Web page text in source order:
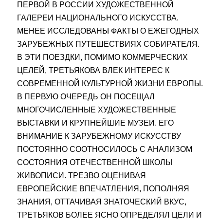
ПЕРВОЙ В РОССИИ ХУДОЖЕСТВЕННОЙ
ГАЛЕРЕИ НАЦИОНАЛЬНОГО ИСКУССТВА.
МЕНЕЕ ИССЛЕДОВАНЫ ФАКТЫ О ЕЖЕГОДНЫХ
ЗАРУБЕЖНЫХ ПУТЕШЕСТВИЯХ СОБИРАТЕЛЯ.
В ЭТИ ПОЕЗДКИ, ПОМИМО КОММЕРЧЕСКИХ
ЦЕЛЕЙ, ТРЕТЬЯКОВА ВЛЕК ИНТЕРЕС К
СОВРЕМЕННОЙ КУЛЬТУРНОЙ ЖИЗНИ ЕВРОПЫ.
В ПЕРВУЮ ОЧЕРЕДЬ ОН ПОСЕЩАЛ
МНОГОЧИСЛЕННЫЕ ХУДОЖЕСТВЕННЫЕ
ВЫСТАВКИ И КРУПНЕЙШИЕ МУЗЕИ. ЕГО
ВНИМАНИЕ К ЗАРУБЕЖНОМУ ИСКУССТВУ
ПОСТОЯННО СООТНОСИЛОСЬ С АНАЛИЗОМ
СОСТОЯНИЯ ОТЕЧЕСТВЕННОЙ ШКОЛЫ
ЖИВОПИСИ. ТРЕЗВО ОЦЕНИВАЯ
ЕВРОПЕЙСКИЕ ВПЕЧАТЛЕНИЯ, ПОПОЛНЯЯ
ЗНАНИЯ, ОТТАЧИВАЯ ЗНАТОЧЕСКИЙ ВКУС,
ТРЕТЬЯКОВ БОЛЕЕ ЯСНО ОПРЕДЕЛЯЛ ЦЕЛИ И